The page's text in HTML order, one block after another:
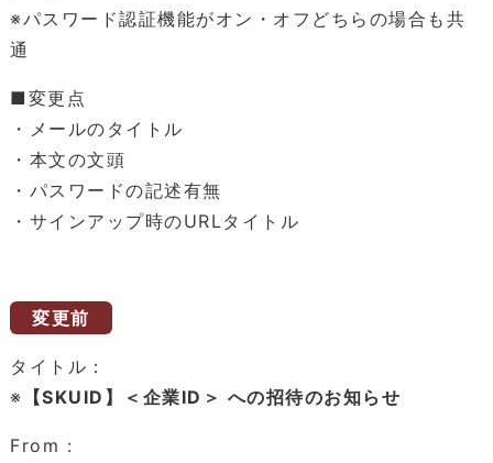
※パスワード認証機能がオン・オフどちらの場合も共
通
■変更点
・メールのタイトル
・本文の文頭
・パスワードの記述有無
・サインアップ時のURLタイトル
変更前
タイトル：
※ 【SKUID】＜企業ID＞ への招待のお知らせ
From :